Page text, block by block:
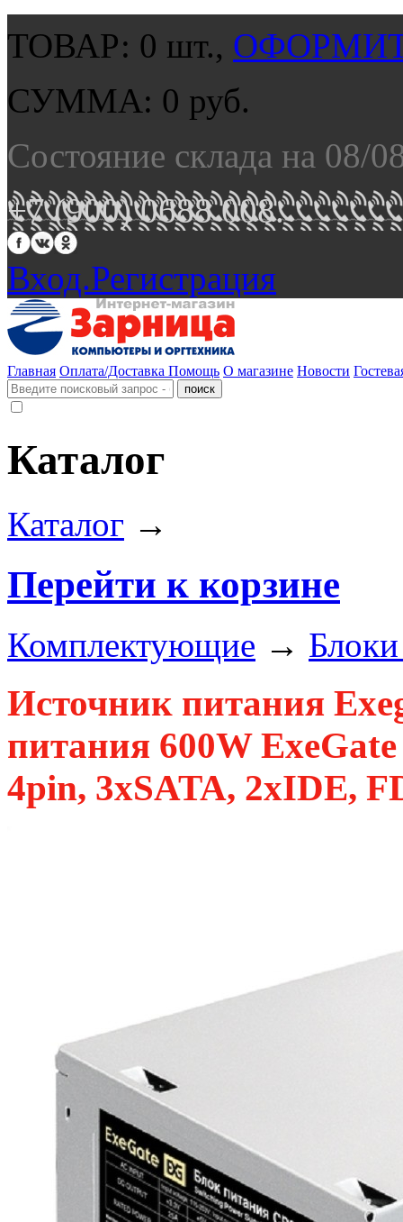
ТОВАР: 0 шт.,
СУММА: 0 руб.
Состояние склада на 08/
+7 (900) 0688 008.
Вход.Регистрация
Главная Оплата/Доставка Помощь О магазине Новости
Каталог
Каталог →
Перейти к корзине
Комплектующие →
Источник питания
питания 600W
4pin, 3xSATA, 2xIDE,